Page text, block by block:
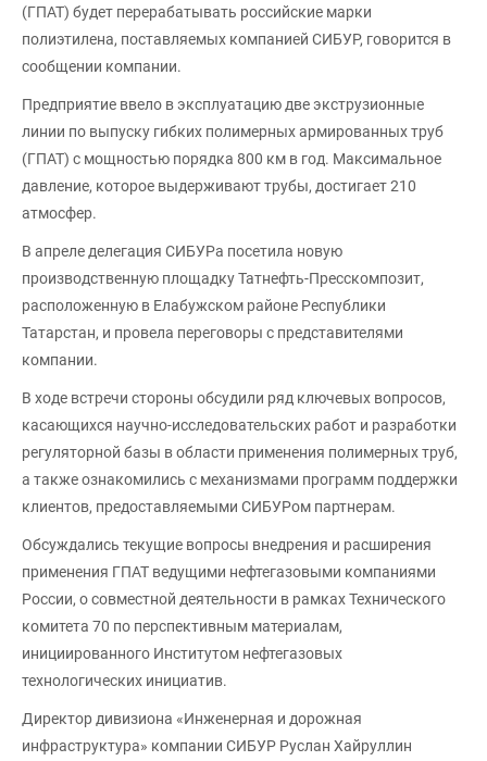
(ГПАТ) будет перерабатывать российские марки
полиэтилена, поставляемых компанией СИБУР, говорится в
сообщении компании.
Предприятие ввело в эксплуатацию две экструзионные
линии по выпуску гибких полимерных армированных труб
(ГПАТ) с мощностью порядка 800 км в год. Максимальное
давление, которое выдерживают трубы, достигает 210
атмосфер.
В апреле делегация СИБУРа посетила новую
производственную площадку Татнефть-Пресскомпозит,
расположенную в Елабужском районе Республики
Татарстан, и провела переговоры с представителями
компании.
В ходе встречи стороны обсудили ряд ключевых вопросов,
касающихся научно-исследовательских работ и разработки
регуляторной базы в области применения полимерных труб,
а также ознакомились с механизмами программ поддержки
клиентов, предоставляемыми СИБУРом партнерам.
Обсуждались текущие вопросы внедрения и расширения
применения ГПАТ ведущими нефтегазовыми компаниями
России, о совместной деятельности в рамках Технического
комитета 70 по перспективным материалам,
инициированного Институтом нефтегазовых
технологических инициатив.
Директор дивизиона «Инженерная и дорожная
инфраструктура» компании СИБУР Руслан Хайруллин